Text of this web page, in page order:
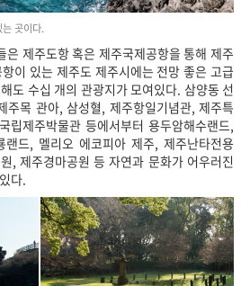
곳이다.
제주도항 혹은 제주국제공항을 통해 제주
이 있는 제주도 제주시에는 전망 좋은 고급
도 수십 개의 관광지가 모여있다. 삼양동 선
주목 관아, 삼성혈, 제주항일기념관, 제주특
립제주박물관 등에서부터 용두암해수랜드,
랜드, 멜리오 에코피아 제주, 제주난타전용
, 제주경마공원 등 자연과 문화가 어우러진
다.